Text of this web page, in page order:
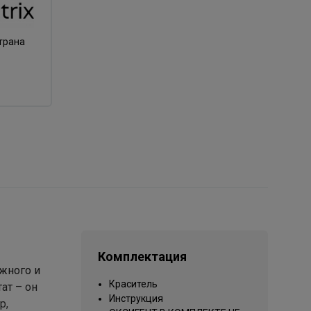
и
– он
Комплектация
Краситель
Инструкция